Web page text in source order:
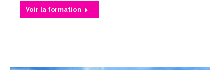
Voir la formation